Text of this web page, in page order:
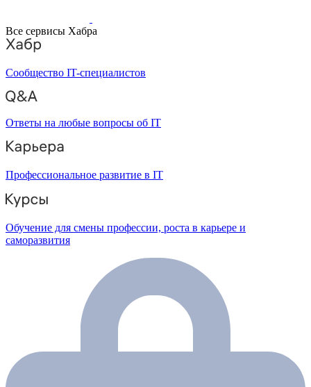
Все сервисы Хабра
Сообщество IT-специалистов
Ответы на любые вопросы об IT
Профессиональное развитие в IT
Обучение для смены профессии, роста в карьере и
саморазвития